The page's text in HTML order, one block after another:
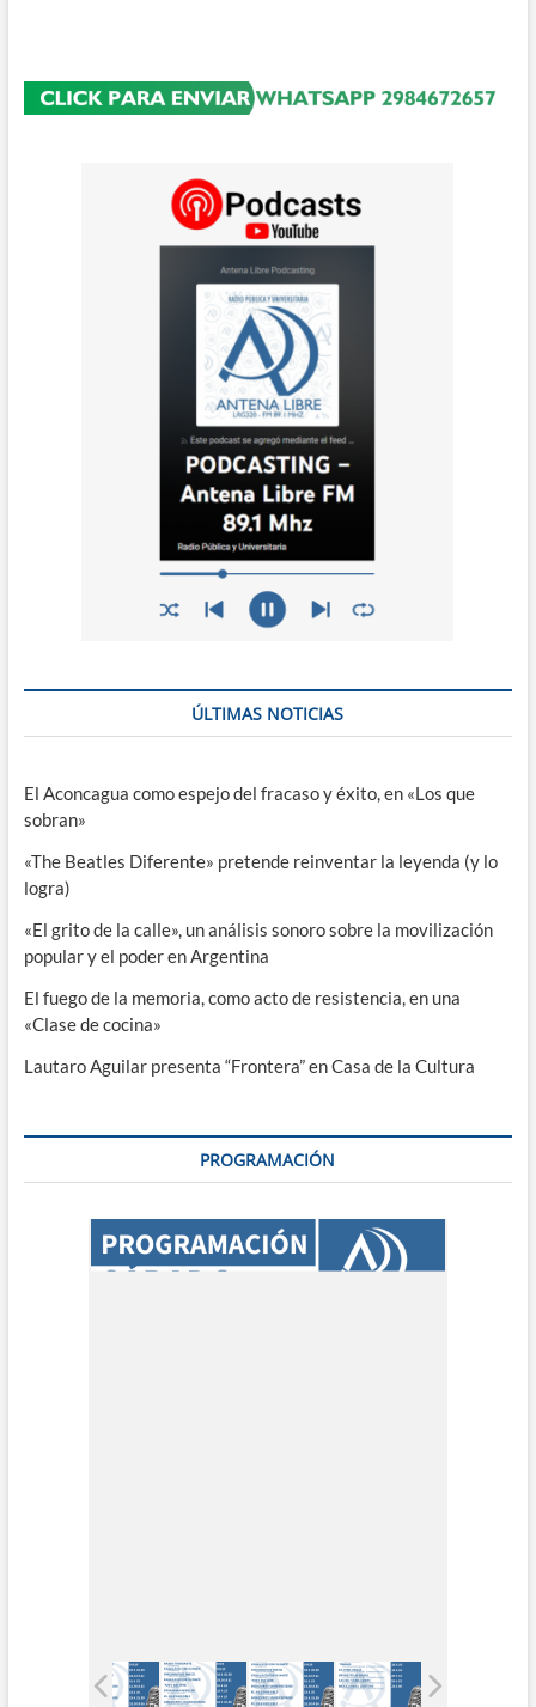
ÚLTIMAS NOTICIAS
El Aconcagua como espejo del fracaso y éxito, en «Los que
sobran»
«The Beatles Diferente» pretende reinventar la leyenda (y lo
logra)
«El grito de la calle», un análisis sonoro sobre la movilización
popular y el poder en Argentina
El fuego de la memoria, como acto de resistencia, en una
«Clase de cocina»
Lautaro Aguilar presenta “Frontera” en Casa de la Cultura
PROGRAMACIÓN